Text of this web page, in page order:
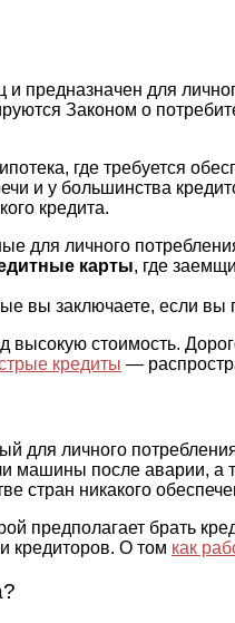
предназначен для
Законом о
ипотека, где требуется
и у большинства
кредита.
для личного
карты, где
вы заключаете, если
высокую стоимость.
кредиты —
для личного
машины после аварии, а
стран никакого
предполагает брать
кредиторов. О том как